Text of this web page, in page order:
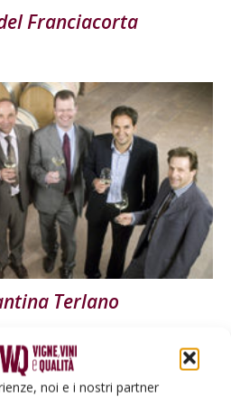
noi e i nostri partner
Franciacorta
Terlano